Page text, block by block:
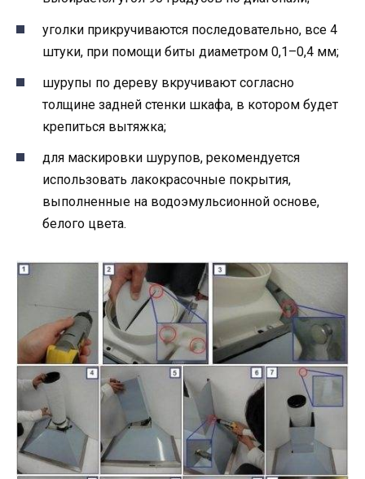
уголки прикручиваются последовательно, все 4
штуки, при помощи биты диаметром 0,1–0,4 мм;
шурупы по дереву вкручивают согласно
толщине задней стенки шкафа, в котором будет
крепиться вытяжка;
для маскировки шурупов, рекомендуется
использовать лакокрасочные покрытия,
выполненные на водоэмульсионной основе,
белого цвета.